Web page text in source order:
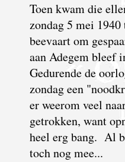
Toen kwam die
zondag 5 mei
beevaart om
aan Adegem bleef
Gedurende de
zondag een
er weerom veel
getrokken, want
heel erg bang. Al
toch nog mee...